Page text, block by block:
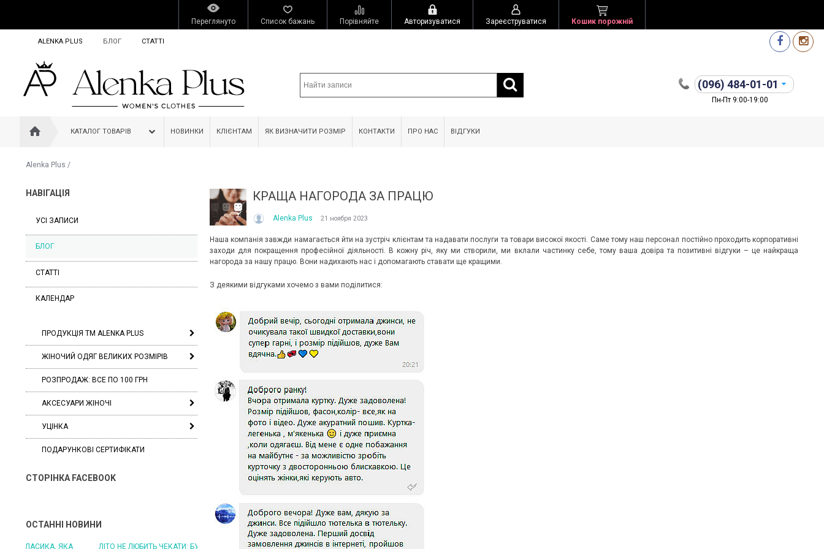
Переглянуто Список бажань Порівняйте Авторизуватися Зареєструватися Кошик порожній
ALENKA PLUS БЛОГ СТАТТІ
(096) 484-01-01
Пн-Пт 9:00-19:00
КАТАЛОГ ТОВАРІВ НОВИНКИ КЛІЄНТАМ ЯК ВИЗНАЧИТИ РОЗМІР КОНТАКТИ ПРО НАС ВІДГУКИ
Alenka Plus /
НАВІГАЦІЯ
УСІ ЗАПИСИ
БЛОГ
СТАТТІ
КАЛЕНДАР
ПРОДУКЦІЯ ТМ ALENKA PLUS
ЖІНОЧИЙ ОДЯГ ВЕЛИКИХ РОЗМІРІВ
РОЗПРОДАЖ: ВСЕ ПО 100 ГРН
АКСЕСУАРИ ЖІНОЧІ
УЦІНКА
ПОДАРУНКОВІ СЕРТИФІКАТИ
СТОРІНКА FACEBOOK
ОСТАННІ НОВИНИ
ЛІТО НЕ ЛЮБИТЬ ЧЕКАТИ: БУДЬТЕ ГОТОВІ ДО
ЛІТО, ЯКЕ ПОСТІЙНО ДИВУЄ: ЯК ОДЯГАТИСЯ,
КУПАЛЬНИК ІЗ НАКИДКОЮ ЧИ КУПАЛЬНИК ЗІ
КРАЩА НАГОРОДА ЗА ПРАЦЮ
Alenka Plus 21 ноября 2023
Наша компанія завжди намагається йти на зустріч клієнтам та надавати послуги та товари високої якості. Саме тому наш персонал постійно проходить корпоративні
заходи для покращення професійної діяльності. В кожну річ, яку ми створили, ми вклали частинку себе, тому ваша довіра та позитивні відгуки – це найкраща
нагорода за нашу працю. Вони надихають нас і допомагають ставати ще кращими.
З деякими відгуками хочемо з вами поділитися: